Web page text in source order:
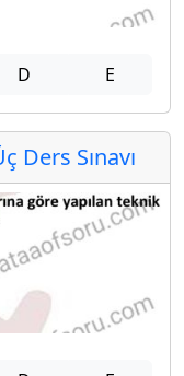
D E
Ders Sınavı